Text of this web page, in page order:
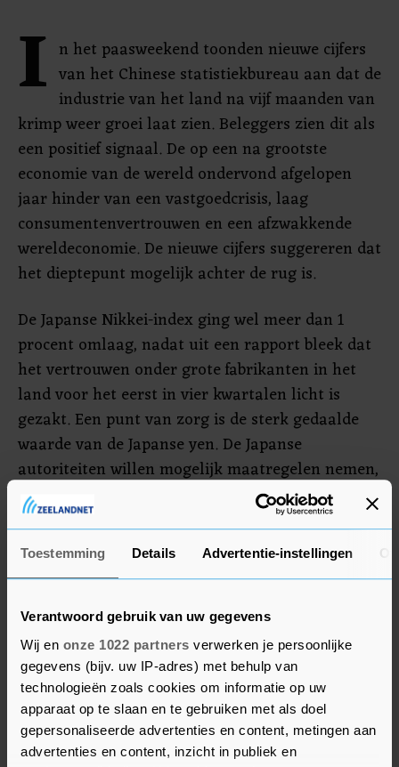
Toestemming Details Advertentie-instellingen
Verantwoord gebruik van uw gegevens
Wij en onze 1022 partners verwerken je persoonlijke
gegevens (bijv. uw IP-adres) met behulp van
technologieën zoals cookies om informatie op uw
apparaat op te slaan en te gebruiken met als doel
gepersonaliseerde advertenties en content, metingen aan
advertenties en content, inzicht in publiek en
I n het paasweekend toonden nieuwe cijfers
van het Chinese statistiekbureau aan dat de
industrie van het land na vijf maanden van
krimp weer groei laat zien. Beleggers zien dit als
een positief signaal. De op een na grootste
economie van de wereld ondervond afgelopen
jaar hinder van een vastgoedcrisis, laag
consumentenvertrouwen en een afzwakkende
wereldeconomie. De nieuwe cijfers suggereren dat
het dieptepunt mogelijk achter de rug is.
De Japanse Nikkei-index ging wel meer dan 1
procent omlaag, nadat uit een rapport bleek dat
het vertrouwen onder grote fabrikanten in het
land voor het eerst in vier kwartalen licht is
gezakt. Een punt van zorg is de sterk gedaalde
waarde van de Japanse yen. De Japanse
autoriteiten willen mogelijk maatregelen nemen,
maar bedrijven zijn bang dat zij daarvan nadeel
zullen ondervinden.
De beurs in Amsterdam is op tweede paasdag
maandag wel open. Ook op Wall Street wordt
later op de dag weer gehandeld.